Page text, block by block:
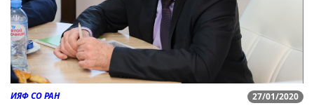
27/01/2020
ИЯФ СО РАН